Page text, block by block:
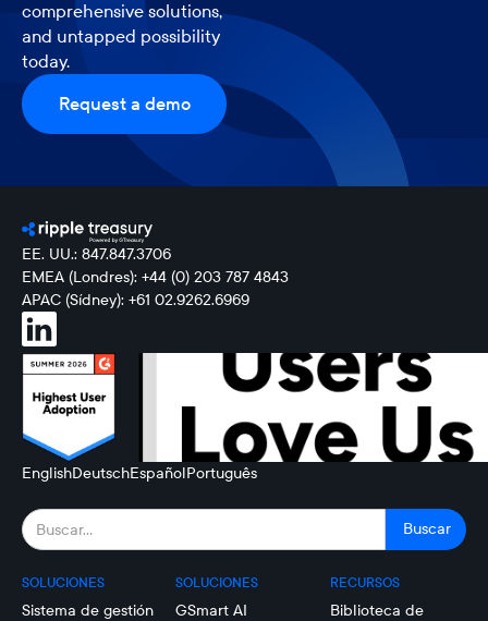
comprehensive solutions,
and untapped possibility
today.
Request a demo
EE. UU.: 847.847.3706
EMEA (Londres): +44 (0) 203 787 4843
APAC (Sídney): +61 02.9262.6969
EnglishDeutschEspañolPortuguês
SOLUCIONES
Sistema de gestión
SOLUCIONES
GSmart AI
RECURSOS
Biblioteca de